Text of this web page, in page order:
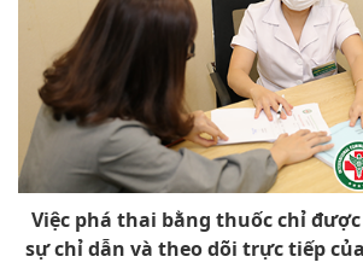
Việc phá thai bằng thuốc chỉ
sự chỉ dẫn và theo dõi trực tiếp